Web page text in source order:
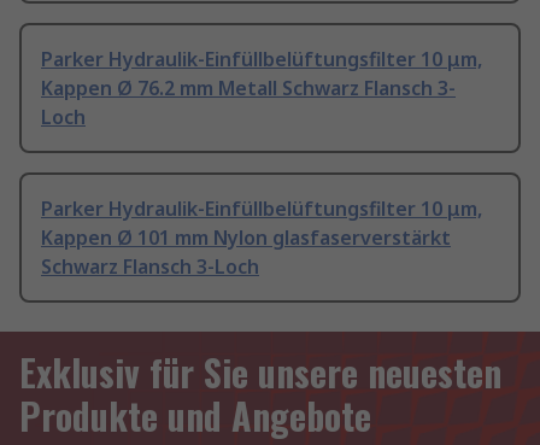
Parker Hydraulik-Einfüllbelüftungsfilter 10 μm,
Kappen Ø 76.2 mm Metall Schwarz Flansch 3-
Loch
Parker Hydraulik-Einfüllbelüftungsfilter 10 μm,
Kappen Ø 101 mm Nylon glasfaserverstärkt
Schwarz Flansch 3-Loch
Exklusiv für Sie unsere neuesten
Produkte und Angebote